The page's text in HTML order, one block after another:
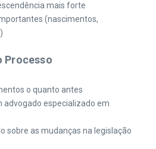
mais forte
(nascimentos,
Processo
o quanto antes
advogado especializado em
sobre as mudanças na legislação